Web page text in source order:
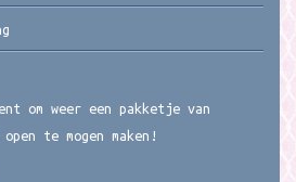
om weer een pakketje van
te mogen maken!